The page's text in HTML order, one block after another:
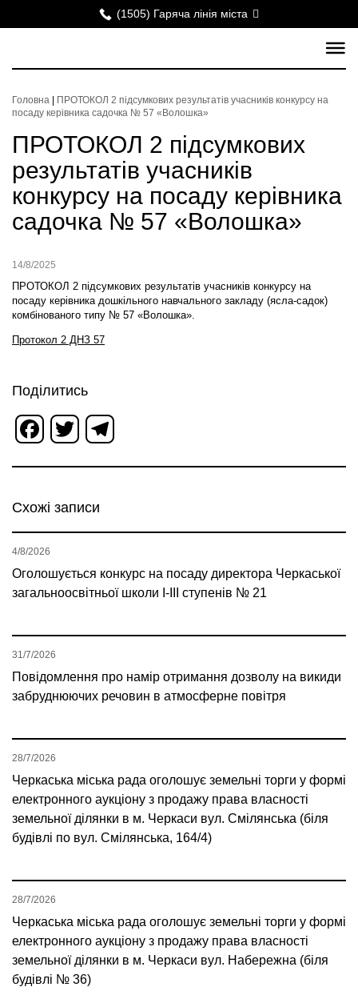
(1505) Гаряча лінія міста
Головна
ПРОТОКОЛ 2 підсумкових результатів учасників конкурсу на
посаду керівника садочка № 57 «Волошка»
ПРОТОКОЛ 2 підсумкових
результатів учасників
конкурсу на посаду керівника
садочка № 57 «Волошка»
14/8/2025
ПРОТОКОЛ 2 підсумкових результатів учасників конкурсу на
посаду керівника дошкільного навчального закладу (ясла-садок)
комбінованого типу № 57 «Волошка».
Протокол 2 ДНЗ 57
Поділитись
Facebook
Twitter
Схожі записи
Оголошується конкурс на посаду директора Черкаської
загальноосвітньої школи І-ІІІ ступенів № 21
4/8/2026
Повідомлення про намір отримання дозволу на викиди
забруднюючих речовин в атмосферне повітря
31/7/2026
Черкаська міська рада оголошує земельні торги у формі
електронного аукціону з продажу права власності
земельної ділянки в м. Черкаси вул. Смілянська (біля
будівлі по вул. Смілянська, 164/4)
28/7/2026
Черкаська міська рада оголошує земельні торги у формі
електронного аукціону з продажу права власності
земельної ділянки в м. Черкаси вул. Набережна (біля
будівлі № 36)
28/7/2026